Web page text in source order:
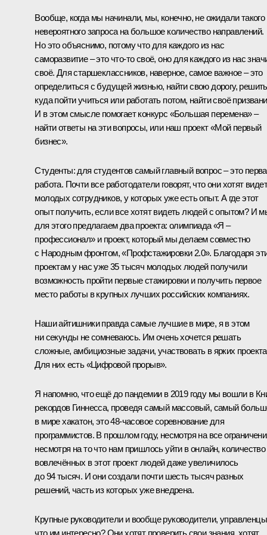
Вообще, когда мы начинали, мы, конечно, не ожидали такого
невероятного запроса на большое количество направлений.
Но это объяснимо, потому что для каждого из нас
саморазвитие – это что-то своё, оно для каждого из нас
своё. Для старшеклассников, наверное, самое важное – это
определиться с будущей жизнью, найти свою дорогу,
куда пойти учиться или работать потом, найти своё
И в этом смысле помогает конкурс «Большая перемена» –
найти ответы на эти вопросы, или наш проект «Мой первый
бизнес».
Студенты: для студентов самый главный вопрос – это
работа. Почти все работодатели говорят, что они хотят
молодых сотрудников, у которых уже есть опыт. А где этот
опыт получить, если все хотят видеть людей с опытом? И
для этого предлагаем два проекта: олимпиада «Я –
профессионал» и проект, который мы делаем совместно
с Народным фронтом, «Профстажировки 2.0». Благодаря
проектам у нас уже 35 тысяч молодых людей получили
возможность пройти первые стажировки и получить первое
место работы в крупных лучших российских компаниях.
Наши айтишники правда самые лучшие в мире, я в этом
ни секунды не сомневаюсь. Им очень хочется решать
сложные, амбициозные задачи, участвовать в ярких
Для них есть «Цифровой прорыв».
Я напомню, что ещё до пандемии в 2019 году мы вошли в
рекордов Гиннесса, проведя самый массовый, самый
в мире хакатон, это 48-часовое соревнование для
программистов. В прошлом году, несмотря на все
несмотря на то что нам пришлось уйти в онлайн, количество
вовлечённых в этот проект людей даже увеличилось
до 94 тысяч. И они создали почти шесть тысяч разных
решений, часть из которых уже внедрена.
Крупные руководители и вообще руководители,
что им интересно? Они хотят проверить свои знания, хотят